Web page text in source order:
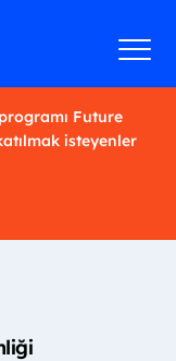
Future
isteyenler